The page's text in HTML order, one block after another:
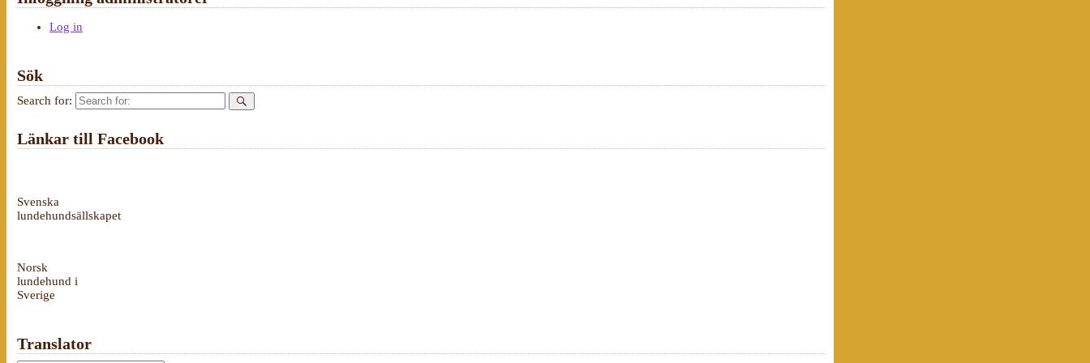
Log in
Sök
Search for:
Länkar till Facebook
Svenska
lundehundsällskapet
Norsk
lundehund i
Sverige
Translator